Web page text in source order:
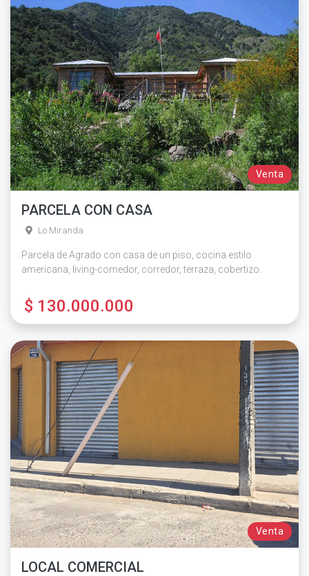
Venta
PARCELA CON CASA
Lo Miranda
Parcela de Agrado con casa de un piso, cocina estilo
americana, living-comedor, corredor, terraza, cobertizo.
$ 130.000.000
Venta
LOCAL COMERCIAL